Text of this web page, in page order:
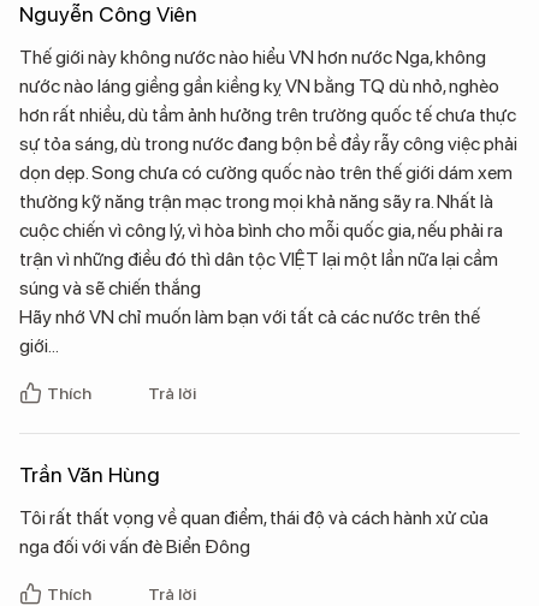
Nguyễn Công Viên
Thế giới này không nước nào hiểu VN hơn nước Nga, không
nước nào láng giềng gần kiềng kỵ VN bằng TQ dù nhỏ, nghèo
hơn rất nhiều, dù tầm ảnh hưởng trên trường quốc tế chưa thực
sự tỏa sáng, dù trong nước đang bộn bề đầy rẫy công việc phải
dọn dẹp. Song chưa có cường quốc nào trên thế giới dám xem
thường kỹ năng trận mạc trong mọi khả năng sãy ra. Nhất là
cuộc chiến vì công lý, vì hòa bình cho mỗi quốc gia, nếu phải ra
trận vì những điều đó thì dân tộc VIỆT lại một lần nữa lại cầm
súng và sẽ chiến thắng
Hãy nhớ VN chỉ muốn làm bạn với tất cả các nước trên thế
giới...
Thích Trả lời
Trần Văn Hùng
Tôi rất thất vọng về quan điểm, thái độ và cách hành xử của
nga đối với vấn đè Biển Đông
Thích Trả lời